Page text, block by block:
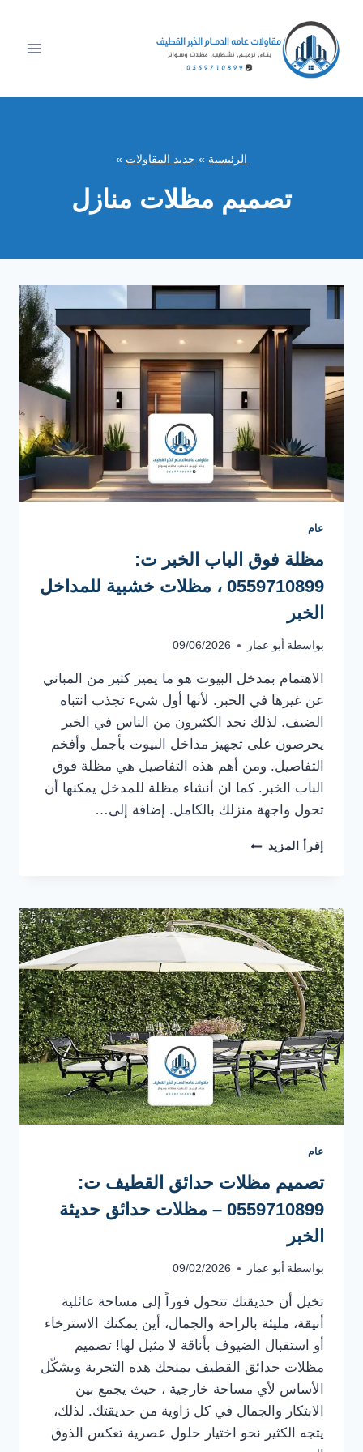
المحتوى
الرئيسية » جديد المقاولات »
تصميم مظلات منازل
عام
مظلة فوق الباب الخبر ت:
0559710899 ، مظلات خشبية للمداخل
الخبر
بواسطة أبو عمار 09/06/2026
الاهتمام بمدخل البيوت هو ما يميز كثير من المباني
عن غيرها في الخبر. لأنها أول شيء تجذب انتباه
الضيف. لذلك نجد الكثيرون من الناس في الخبر
يحرصون على تجهيز مداخل البيوت بأجمل وأفخم
التفاصيل. ومن أهم هذه التفاصيل هي مظلة فوق
الباب الخبر. كما ان أنشاء مظلة للمدخل يمكنها أن
تحول واجهة منزلك بالكامل. إضافة إلى…
إقرأ المزيد مظلة
ت:
0559710899
،
مظلات
خشبية
للمداخل
الخبر
عام
تصميم مظلات حدائق القطيف ت:
0559710899 – مظلات حدائق حديثة
الخبر
بواسطة أبو عمار 09/02/2026
تخيل أن حديقتك تتحول فوراً إلى مساحة عائلية
أنيقة، مليئة بالراحة والجمال، أين يمكنك الاسترخاء
أو استقبال الضيوف بأناقة لا مثيل لها! تصميم
مظلات حدائق القطيف يمنحك هذه التجربة ويشكّل
الأساس لأي مساحة خارجية ، حيث يجمع بين
الابتكار والجمال في كل زاوية من حديقتك. لذلك،
يتجه الكثير نحو اختيار حلول عصرية تعكس الذوق